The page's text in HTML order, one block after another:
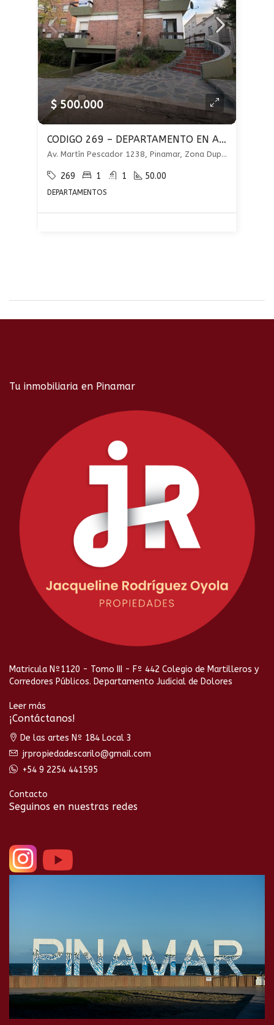
$ 500.000
CODIGO 269 – DEPARTAMENTO EN ALQUILER ANUAL – 2 AMBIENTES – COCHERA Y PARRILLA
Av. Martín Pescador 1238, Pinamar, Zona Duplex, Pinamar
269 1 1 50.00
DEPARTAMENTOS
Tu inmobiliaria en Pinamar
Matricula Nº1120 - Tomo III - Fº 442 Colegio de Martilleros y
Corredores Públicos. Departamento Judicial de Dolores
Leer más
¡Contáctanos!
De las artes Nº 184 Local 3
jrpropiedadescarilo@gmail.com
+54 9 2254 441595
Contacto
Seguinos en nuestras redes